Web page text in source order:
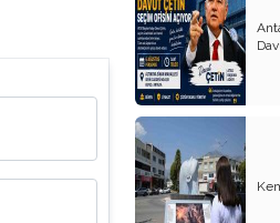
Bungalov
Bakanı!..
İş adamına bu
Basın
''Mesut